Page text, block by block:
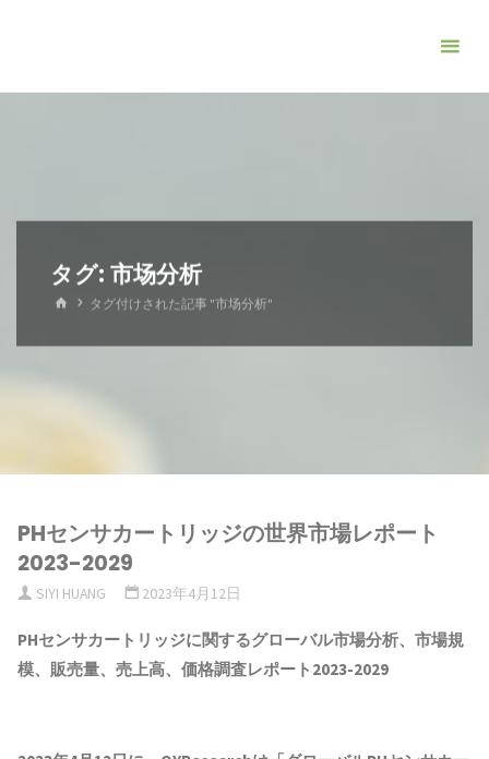
タグ: 市场分析
ホ タグ付けされた記事 "市场分析"
PHセンサカートリッジの世界市場レポート
2023-2029
SIYI HUANG 2023年4月12日
PHセンサカートリッジに関するグローバル市場分析、市場規
模、販売量、売上高、価格調査レポート2023-2029